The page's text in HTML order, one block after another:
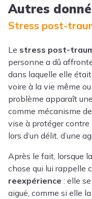
Autres
Stress post-
Le stress post-
personne a dû
dans laquelle elle
voire à la vie même
problème apparaît
comme mécanisme
vise à protéger contre
lors d’un délit, d’une
Après le fait, lorsque
chose qui lui rappelle
reexpérience : elle
aiguë, comme si elle